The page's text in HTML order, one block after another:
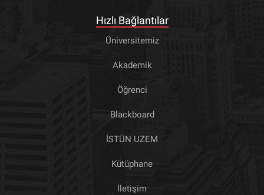
Hızlı Bağlantılar
Üniversitemiz
Akademik
Öğrenci
Blackboard
İSTÜN UZEM
Kütüphane
İletişim